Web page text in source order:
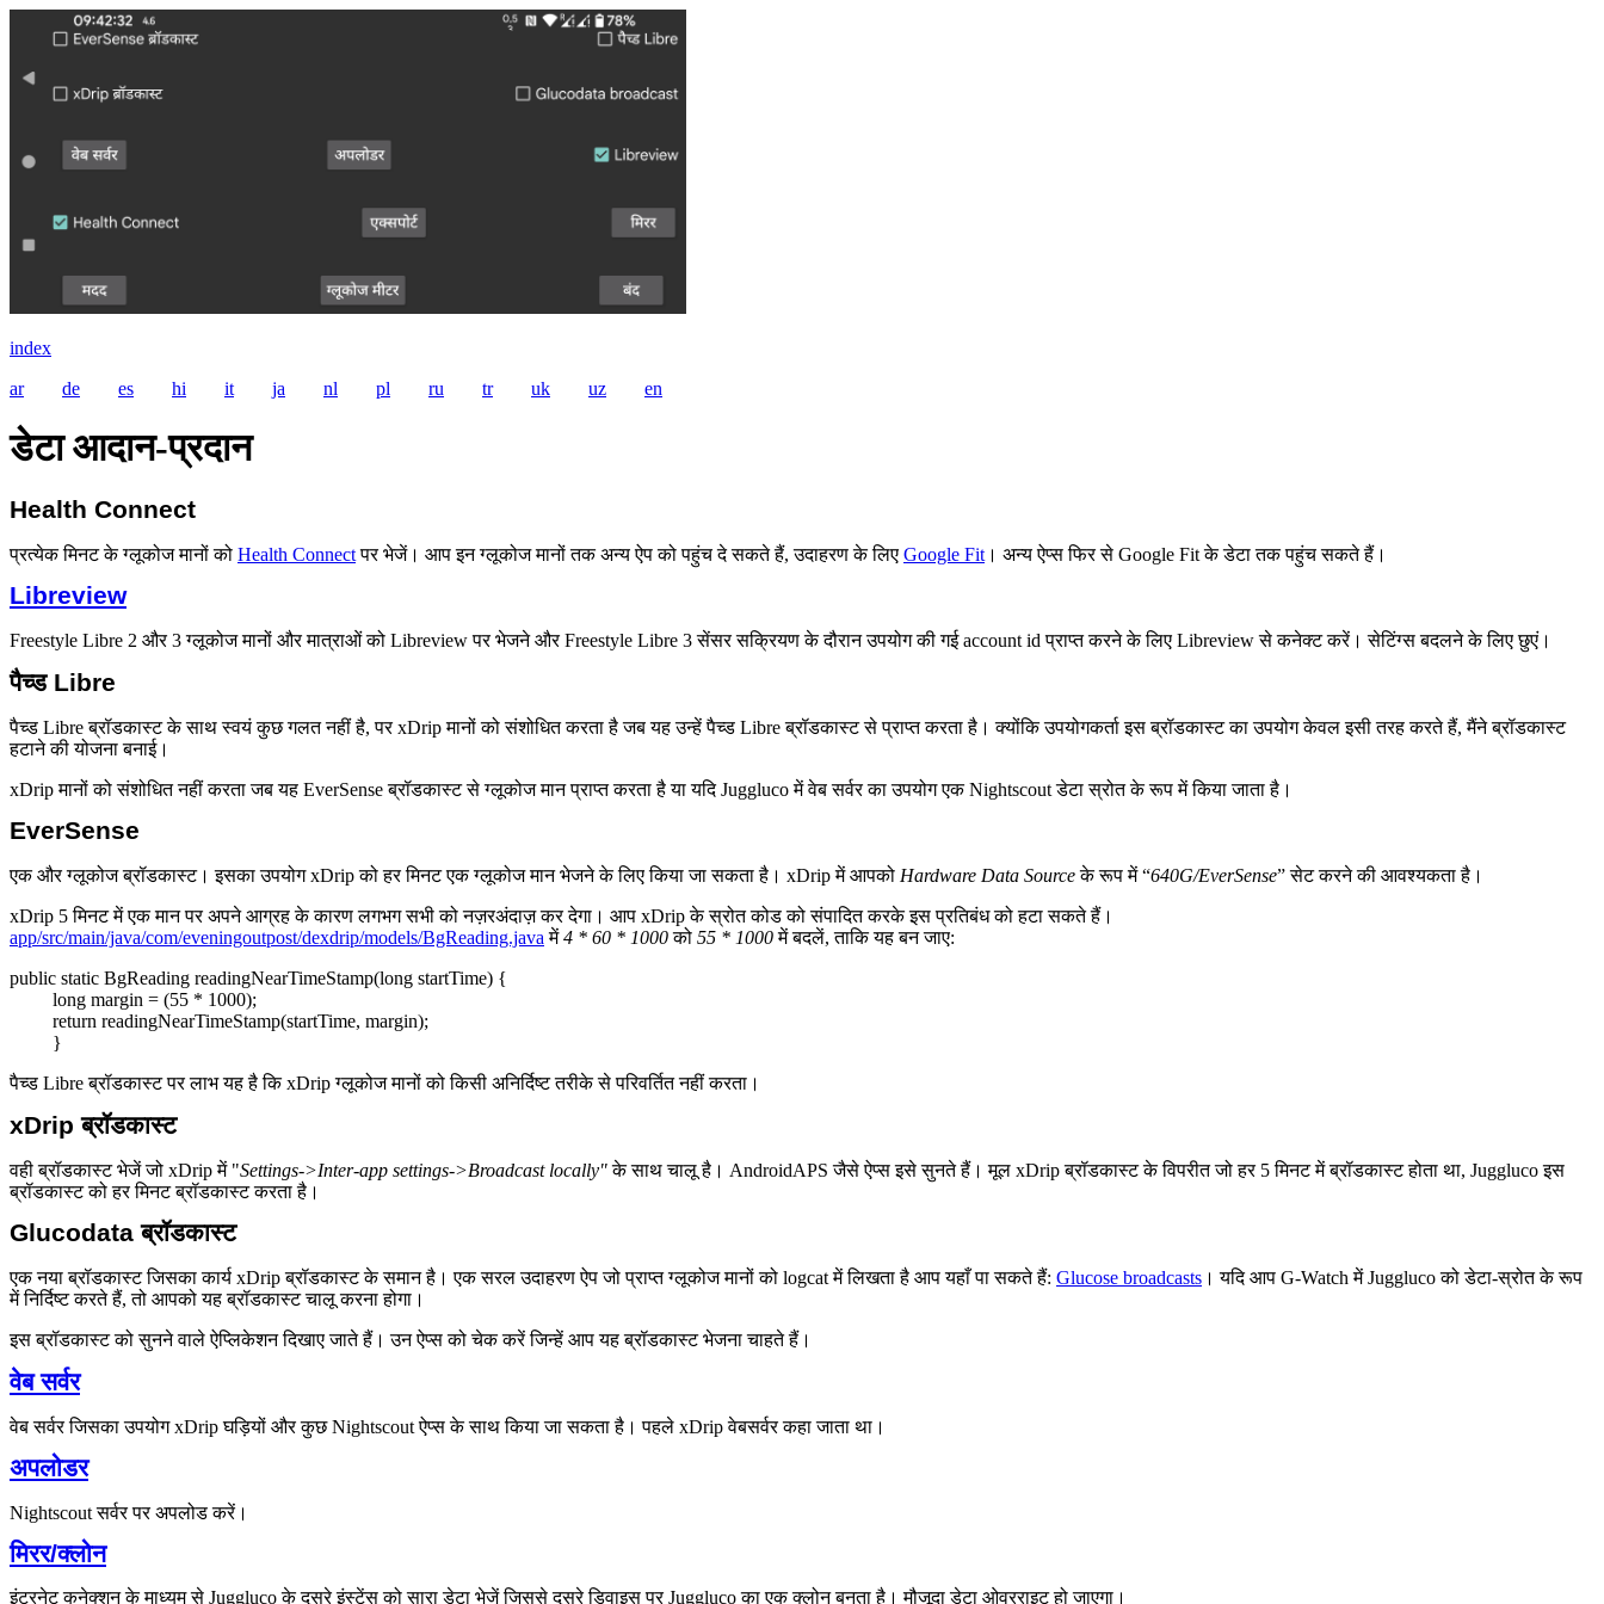
index
ar
de es hi it ja nl pl ru tr uk uz en
डेटा आदान-प्रदान
Health Connect
प्रत्येक मिनट के ग्लूकोज मानों को Health Connectपर भेजें। आप इन ग्लूकोज मानों तक अन्य ऐप को पहुंच दे सकते हैं, उदाहरण के लिए Google Fit । अन्य ऐप्स फिर से Google Fit के डेटा तक पहुंच सकते हैं।
Libreview
Freestyle Libre 2 और 3 ग्लूकोज मानों और मात्राओं को Libreview पर भेजने और Freestyle Libre 3 सेंसर सक्रियण के दौरान उपयोग की गई account id प्राप्त करने के लिए Libreview से कनेक्ट करें। सेटिंग्स बदलने के लिए छुएं।
पैच्ड Libre
पैच्ड Libre ब्रॉडकास्ट के साथ स्वयं कुछ गलत नहीं है, पर xDrip मानों को संशोधित करता है जब यह उन्हें पैच्ड Libre ब्रॉडकास्ट से प्राप्त करता है। क्योंकि उपयोगकर्ता इस ब्रॉडकास्ट का उपयोग केवल इसी तरह करते हैं, मैंने ब्रॉडकास्ट
हटाने की योजना बनाई।
xDrip मानों को संशोधित नहीं करता जब यह EverSense ब्रॉडकास्ट से ग्लूकोज मान प्राप्त करता है या यदि Juggluco में वेब सर्वर का उपयोग एक Nightscout डेटा स्रोत के रूप में किया जाता है।
EverSense
एक और ग्लूकोज ब्रॉडकास्ट। इसका उपयोग xDrip को हर मिनट एक ग्लूकोज मान भेजने के लिए किया जा सकता है। xDrip में आपको Hardware Data Sourceके रूप में “640G/EverSense” सेट करने की आवश्यकता है।
xDrip 5 मिनट में एक मान पर अपने आग्रह के कारण लगभग सभी को नज़रअंदाज़ कर देगा। आप xDrip के स्रोत कोड को संपादित करके इस प्रतिबंध को हटा सकते हैं।
app/src/main/java/com/eveningoutpost/dexdrip/models/BgReading.java में4 * 60 * 1000को 55 * 1000में बदलें, ताकि यह बन जाए:
public static BgReading readingNearTimeStamp(long startTime) {
long margin = (55 * 1000);
return readingNearTimeStamp(startTime, margin);
}
पैच्ड Libre ब्रॉडकास्ट पर लाभ यह है कि xDrip ग्लूकोज मानों को किसी अनिर्दिष्ट तरीके से परिवर्तित नहीं करता।
xDrip ब्रॉडकास्ट
वही ब्रॉडकास्ट भेजें जो xDrip में "Settings->Inter-app settings->Broadcast locally"के साथ चालू है। AndroidAPS जैसे ऐप्स इसे सुनते हैं। मूल xDrip ब्रॉडकास्ट के विपरीत जो हर 5 मिनट में ब्रॉडकास्ट होता था, Juggluco इस
ब्रॉडकास्ट को हर मिनट ब्रॉडकास्ट करता है।
Glucodata ब्रॉडकास्ट
एक नया ब्रॉडकास्ट जिसका कार्य xDrip ब्रॉडकास्ट के समान है। एक सरल उदाहरण ऐप जो प्राप्त ग्लूकोज मानों को logcat में लिखता है आप यहाँ पा सकते हैं: Glucose broadcasts । यदि आप G-Watch में Juggluco को डेटा-स्रोत के रूप
में निर्दिष्ट करते हैं, तो आपको यह ब्रॉडकास्ट चालू करना होगा।
इस ब्रॉडकास्ट को सुनने वाले ऐप्लिकेशन दिखाए जाते हैं। उन ऐप्स को चेक करें जिन्हें आप यह ब्रॉडकास्ट भेजना चाहते हैं।
वेब सर्वर
वेब सर्वर जिसका उपयोग xDrip घड़ियों और कुछ Nightscout ऐप्स के साथ किया जा सकता है। पहले xDrip वेबसर्वर कहा जाता था।
अपलोडर
Nightscout सर्वर पर अपलोड करें।
मिरर/क्लोन
इंटरनेट कनेक्शन के माध्यम से Juggluco के दूसरे इंस्टेंस को सारा डेटा भेजें जिससे दूसरे डिवाइस पर Juggluco का एक क्लोन बनता है। मौजूदा डेटा ओवरराइट हो जाएगा।